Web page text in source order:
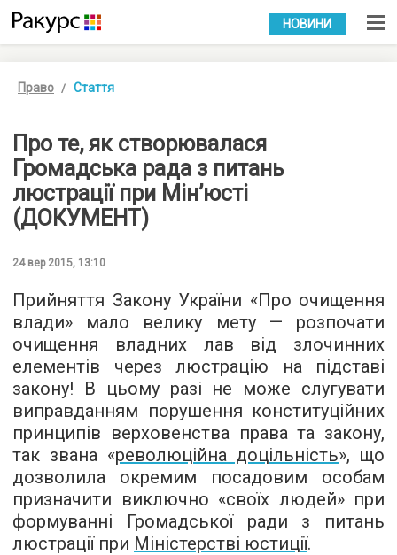
УКР РУС
НОВИНИ
Право Стаття
Про те, як створювалася
Громадська рада з питань
люстрації при Мін’юсті
(ДОКУМЕНТ)
24 вер 2015, 13:10
Прийняття Закону України «Про очищення
влади» мало велику мету — розпочати
очищення владних лав від злочинних
елементів через люстрацію на підставі
закону! В цьому разі не може слугувати
виправданням порушення конституційних
принципів верховенства права та закону,
так звана «революційна доцільність», що
дозволила окремим посадовим особам
призначити виключно «своїх людей» при
формуванні Громадської ради з питань
люстрації при Міністерстві юстиції.